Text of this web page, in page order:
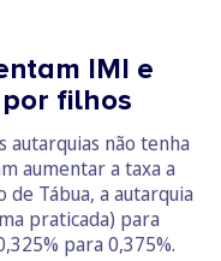
IMI e
filhos
autarquias não tenha
aumentar a taxa a
de Tábua, a autarquia
praticada) para
para 0,375%.